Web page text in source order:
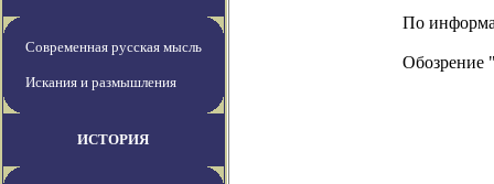
Современная русская мысль
Искания и размышления
ИСТОРИЯ
По
Обозрение